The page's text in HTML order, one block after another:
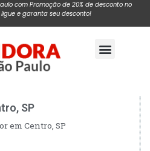
com Promoção de 20% de desconto no
e garanta seu desconto!
SP
em Centro, SP